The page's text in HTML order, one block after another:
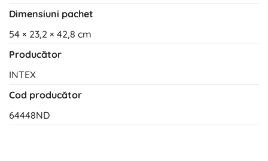
Dimensiuni pachet
54 × 23,2 × 42,8 cm
Producător
INTEX
Cod producător
64448ND